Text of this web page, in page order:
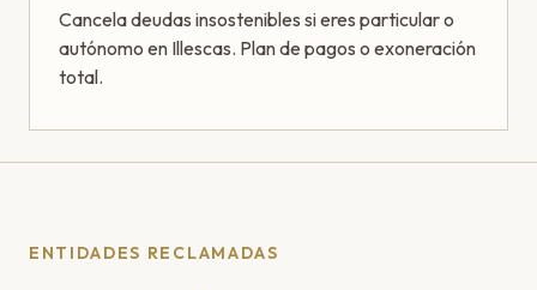
Cancela deudas insostenibles si eres particular o
autónomo en Illescas. Plan de pagos o exoneración
total.
ENTIDADES RECLAMADAS